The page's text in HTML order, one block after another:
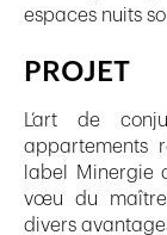
espaces nuits
PROJET
L’art de
appartements
label Minergie
vœu du maître
divers